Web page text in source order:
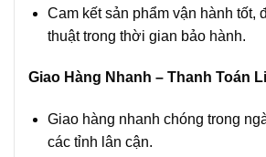
Cam kết sản phẩm vận hành tốt,
thuật trong thời gian bảo hành.
Giao Hàng Nhanh – Thanh Toán
Giao hàng nhanh chóng trong
các tỉnh lân cận.